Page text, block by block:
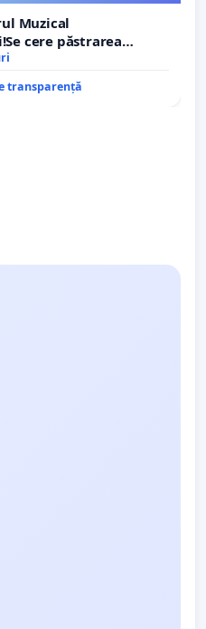
Muzical
cere păstrarea
general Mihai-Ciprian
transparență